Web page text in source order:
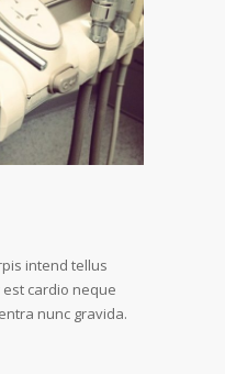
intend tellus
cardio neque
nunc gravida.